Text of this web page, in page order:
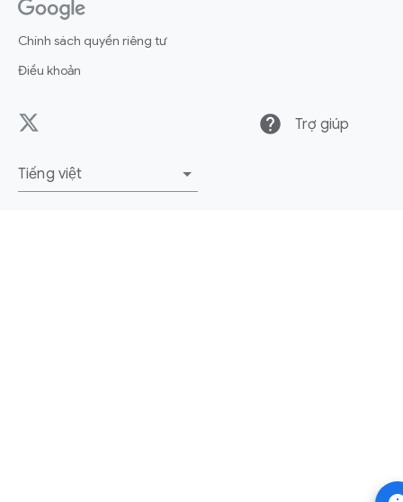
Chính sách quyền riêng tư
Điều khoản
help Trợ giúp
Tiếng việt